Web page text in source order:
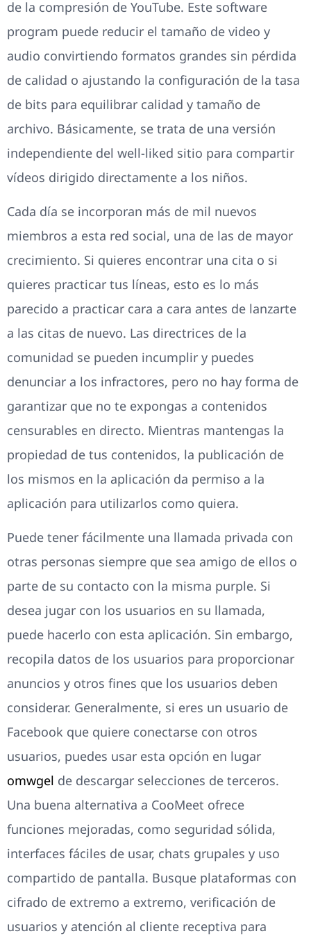
de la compresión de YouTube. Este software
program puede reducir el tamaño de video y
audio convirtiendo formatos grandes sin pérdida
de calidad o ajustando la configuración de la tasa
de bits para equilibrar calidad y tamaño de
archivo. Básicamente, se trata de una versión
independiente del well-liked sitio para compartir
vídeos dirigido directamente a los niños.
Cada día se incorporan más de mil nuevos
miembros a esta red social, una de las de mayor
crecimiento. Si quieres encontrar una cita o si
quieres practicar tus líneas, esto es lo más
parecido a practicar cara a cara antes de lanzarte
a las citas de nuevo. Las directrices de la
comunidad se pueden incumplir y puedes
denunciar a los infractores, pero no hay forma de
garantizar que no te expongas a contenidos
censurables en directo. Mientras mantengas la
propiedad de tus contenidos, la publicación de
los mismos en la aplicación da permiso a la
aplicación para utilizarlos como quiera.
Puede tener fácilmente una llamada privada con
otras personas siempre que sea amigo de ellos o
parte de su contacto con la misma purple. Si
desea jugar con los usuarios en su llamada,
puede hacerlo con esta aplicación. Sin embargo,
recopila datos de los usuarios para proporcionar
anuncios y otros fines que los usuarios deben
considerar. Generalmente, si eres un usuario de
Facebook que quiere conectarse con otros
usuarios, puedes usar esta opción en lugar
omwgel de descargar selecciones de terceros.
Una buena alternativa a CooMeet ofrece
funciones mejoradas, como seguridad sólida,
interfaces fáciles de usar, chats grupales y uso
compartido de pantalla. Busque plataformas con
cifrado de extremo a extremo, verificación de
usuarios y atención al cliente receptiva para